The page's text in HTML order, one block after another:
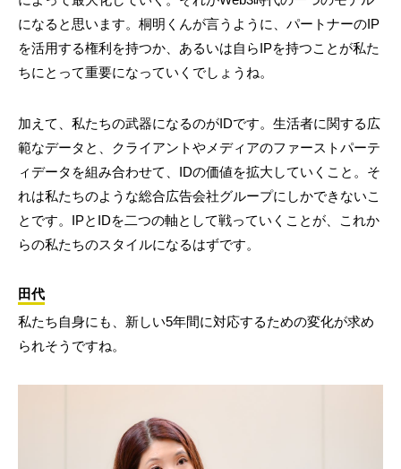
になると思います。桐明くんが言うように、パートナーのIP
を活用する権利を持つか、あるいは自らIPを持つことが私た
ちにとって重要になっていくでしょうね。
加えて、私たちの武器になるのがIDです。生活者に関する広
範なデータと、クライアントやメディアのファーストパーテ
ィデータを組み合わせて、IDの価値を拡大していくこと。そ
れは私たちのような総合広告会社グループにしかできないこ
とです。IPとIDを二つの軸として戦っていくことが、これか
らの私たちのスタイルになるはずです。
田代
私たち自身にも、新しい5年間に対応するための変化が求め
られそうですね。